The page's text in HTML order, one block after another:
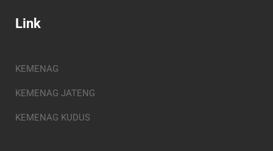
Link
KEMENAG
KEMENAG JATENG
KEMENAG KUDUS